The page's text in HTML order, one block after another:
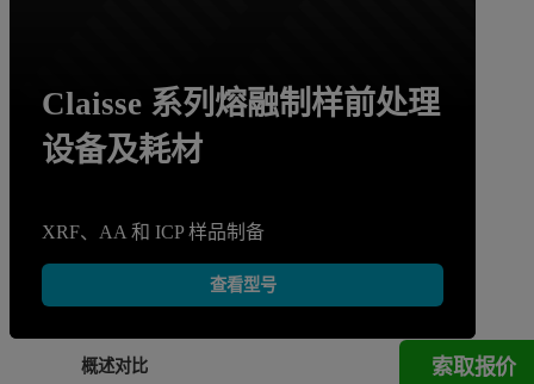
Claisse 系列熔融制样前处理
设备及耗材
XRF、AA 和 ICP 样品制备
查看型号
概述对比 索取报价